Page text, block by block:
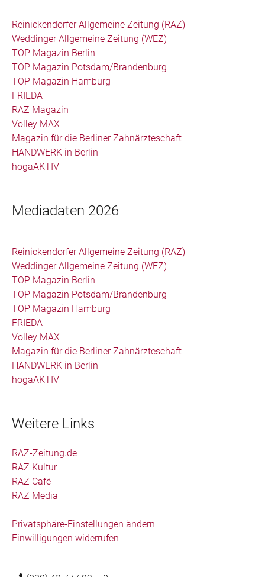
Reinickendorfer Allgemeine Zeitung (RAZ)
Weddinger Allgemeine Zeitung (WEZ)
TOP Magazin Berlin
TOP Magazin Potsdam/Brandenburg
TOP Magazin Hamburg
FRIEDA
RAZ Magazin
Volley MAX
Magazin für die Berliner Zahnärzteschaft
HANDWERK in Berlin
hogaAKTIV
Mediadaten 2026
Reinickendorfer Allgemeine Zeitung (RAZ)
Weddinger Allgemeine Zeitung (WEZ)
TOP Magazin Berlin
TOP Magazin Potsdam/Brandenburg
TOP Magazin Hamburg
FRIEDA
Volley MAX
Magazin für die Berliner Zahnärzteschaft
HANDWERK in Berlin
hogaAKTIV
Weitere Links
RAZ-Zeitung.de
RAZ Kultur
RAZ Café
RAZ Media
Privatsphäre-Einstellungen ändern
Einwilligungen widerrufen